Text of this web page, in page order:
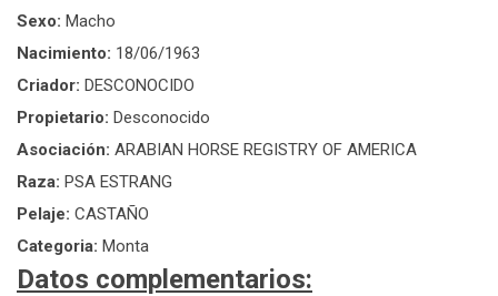
Sexo: Macho
Nacimiento: 18/06/1963
Criador: DESCONOCIDO
Propietario: Desconocido
Asociación: ARABIAN HORSE REGISTRY OF AMERICA
Raza: PSA ESTRANG
Pelaje: CASTAÑO
Categoria: Monta
Datos complementarios: